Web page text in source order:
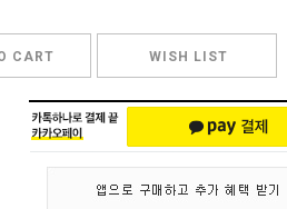
CART WISH LIST